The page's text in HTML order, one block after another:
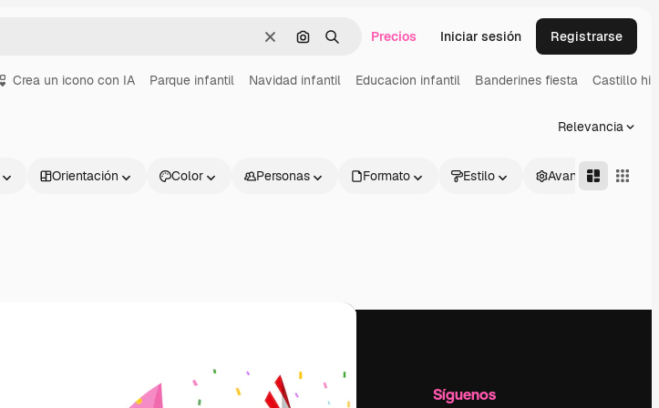
BorrarBuscar por imagen
BuscarPrecios Iniciar sesión Registrarse
Crea un icono con IA Parque infantil Navidad infantil Educacion infantil Banderines fiesta Castillo
Relevancia
Orientación Color Personas Formato Estilo Avanzado
Información útil Empresa Síguenos